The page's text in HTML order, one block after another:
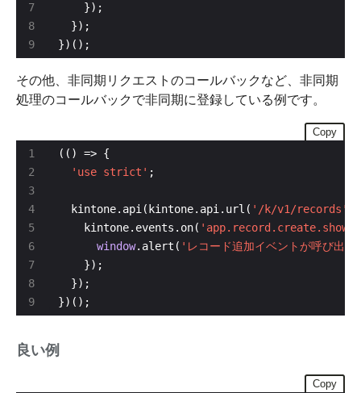
7
8
9
})();
その他、非同期リクエストのコールバックなど、非同期
処理のコールバックで非同期に登録している例です。
Copy
3
4
5
6
7
8
9
'use strict'
  kintone.api(kintone.api.url(
'/k/v1/records'
    kintone.events.on(
'app.record.create.show'
window.alert( 'レコード追加イベントが呼び出
})();
良い例
Copy